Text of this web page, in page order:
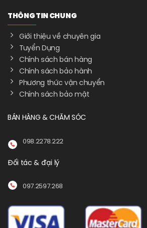
THÔNG TIN CHUNG
Giới thiệu về chuyên gia
Tuyển Dụng
Chính sách bán hàng
Chính sách bảo hành
Phương thức vận chuyển
Chính sách bảo mật
BÁN HÀNG & CHĂM SÓC
098.2278.222
Đối tác & đại lý
097.2597.268